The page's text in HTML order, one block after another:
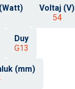
Voltaj (V)
54
Duy
G13
(mm)